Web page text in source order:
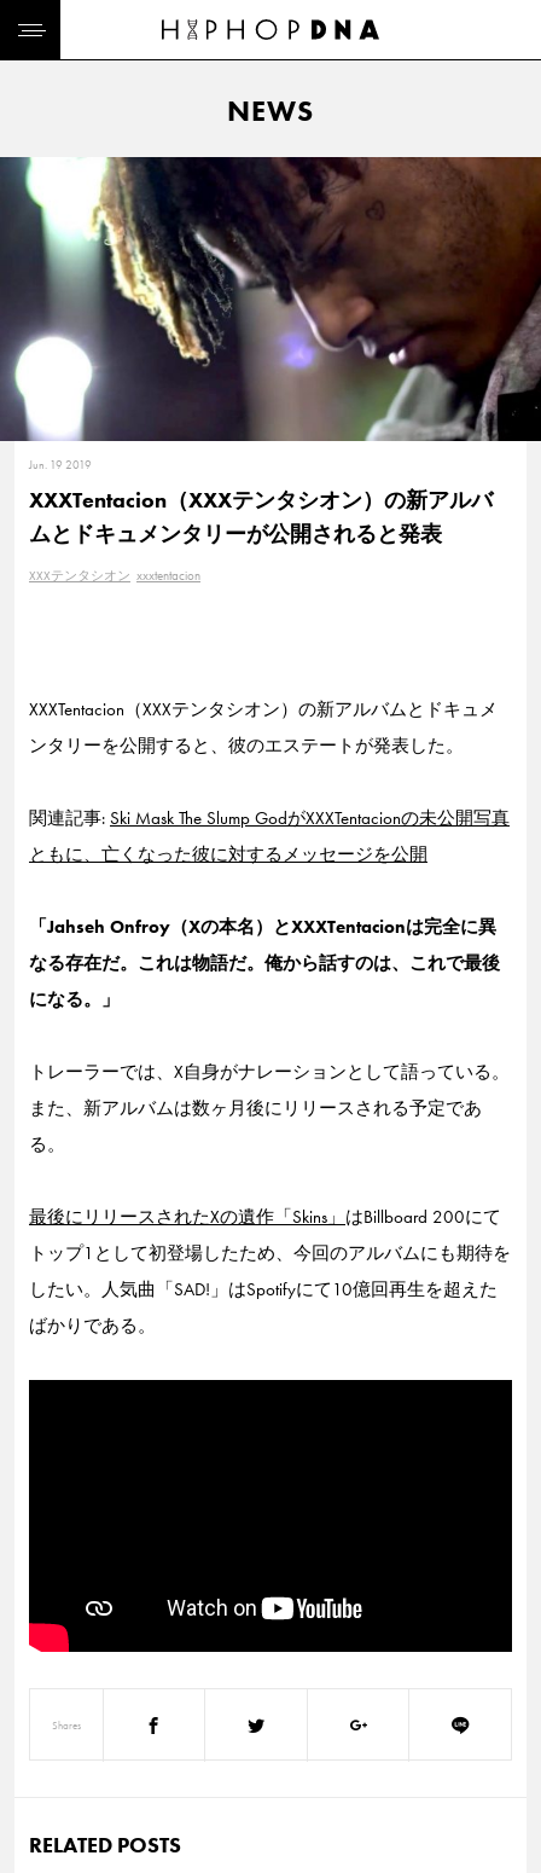
NEWS
Jun. 19 2019
XXXTentacion（XXXテンタシオン）の新アルバ
ムとドキュメンタリーが公開されると発表
XXXテンタシオン xxxtentacion
XXXTentacion（XXXテンタシオン）の新アルバムとドキュメ
ンタリーを公開すると、彼のエステートが発表した。
関連記事: Ski Mask The Slump GodがXXXTentacionの未公開写真
ともに、亡くなった彼に対するメッセージを公開
「Jahseh Onfroy（Xの本名）とXXXTentacionは完全に異
なる存在だ。これは物語だ。俺から話すのは、これで最後
になる。」
トレーラーでは、X自身がナレーションとして語っている。
また、新アルバムは数ヶ月後にリリースされる予定であ
る。
最後にリリースされたXの遺作「Skins」 はBillboard 200にて
トップ1として初登場したため、今回のアルバムにも期待を
したい。人気曲「SAD!」はSpotifyにて10億回再生を超えた
ばかりである。
Shares
RELATED POSTS